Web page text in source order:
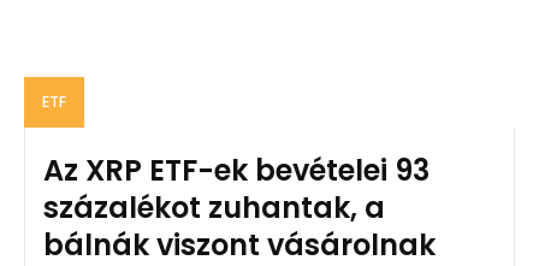
ETF
Az XRP ETF-ek bevételei 93
százalékot zuhantak, a
bálnák viszont vásárolnak